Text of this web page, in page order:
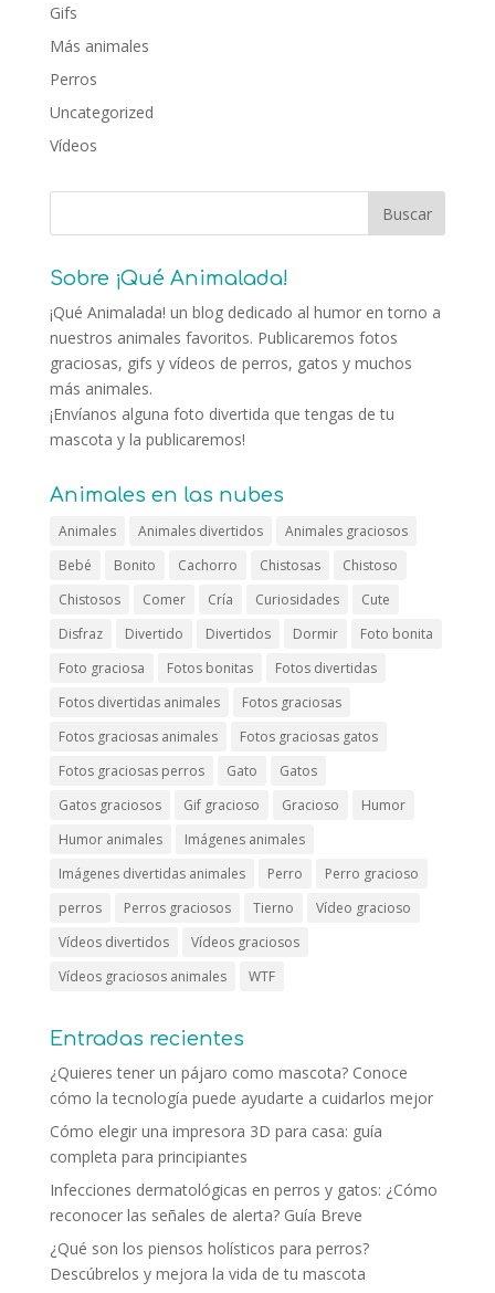
Gifs
Más animales
Perros
Uncategorized
Vídeos
Sobre ¡Qué Animalada!
¡Qué Animalada! un blog dedicado al humor en torno a
nuestros animales favoritos. Publicaremos fotos
graciosas, gifs y vídeos de perros, gatos y muchos
más animales.
¡Envíanos alguna foto divertida que tengas de tu
mascota y la publicaremos!
Animales en las nubes
Animales Animales divertidos
Animales graciosos
Bebé
Bonito Cachorro Chistosas
Chistoso
Chistosos
Comer Cría Curiosidades
Cute
Disfraz
Divertido Divertidos Dormir
Foto bonita
Foto graciosa
Fotos bonitas
Fotos divertidas
Fotos divertidas animales
Fotos graciosas
Fotos graciosas animales
Fotos graciosas gatos
Fotos graciosas perros
Gato
Gatos
Gatos graciosos
Gif gracioso Gracioso
Humor
Humor animales
Imágenes animales
Imágenes divertidas animales
Perro
Perro gracioso
perros
Perros graciosos Tierno
Vídeo gracioso
Vídeos divertidos
Vídeos graciosos
Vídeos graciosos animales
WTF
Entradas recientes
¿Quieres tener un pájaro como mascota? Conoce
cómo la tecnología puede ayudarte a cuidarlos mejor
Cómo elegir una impresora 3D para casa: guía
completa para principiantes
Infecciones dermatológicas en perros y gatos: ¿Cómo
reconocer las señales de alerta? Guía Breve
¿Qué son los piensos holísticos para perros?
Descúbrelos y mejora la vida de tu mascota